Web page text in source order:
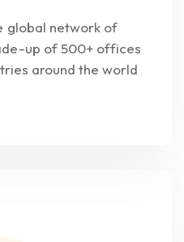
global network of
up of 500+ offices
around the world